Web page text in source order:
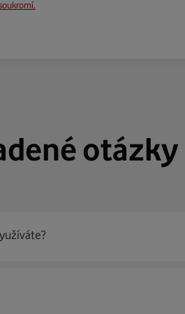
otázky
prostřednictvím několika